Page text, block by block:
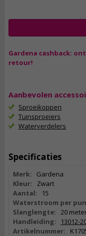
Gardena cashback:
retour!
Aanbevolen
Sproeikoppen
Tuinsproeiers
Waterverdelers
Specificaties
Merk:
Gardena
Kleur:
Zwart
Aantal:
15
Waterstroom per
Slanglengte: 20
Handleiding:
13012-
Artikelnummer: